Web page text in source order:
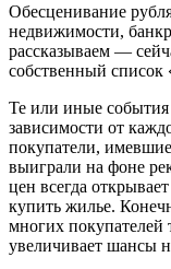
Обесценивание
недвижимости,
рассказываем —
собственный список
Те или иные события
зависимости от
покупатели,
выиграли на фоне
цен всегда
купить жилье.
многих покупателей
увеличивает шансы